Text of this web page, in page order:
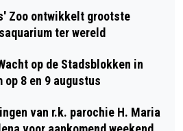
IN DECEMBER
VIERT
JANE AUSTEN
Zoo ontwikkelt grootste
ter wereld
op de Stadsblokken in
op 8 en 9 augustus
van r.k. parochie H. Maria